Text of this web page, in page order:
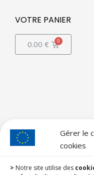
Gérer le
cookies
> Notre site utilise des
VOTRE PANIER
0.00 €